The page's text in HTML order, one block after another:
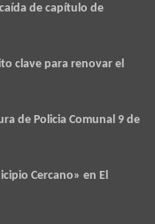
de capítulo de
clave para renovar el
de Policia Comunal 9 de
Cercano» en El